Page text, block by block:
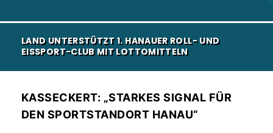
LAND UNTERSTÜTZT 1. HANAUER ROLL- UND
EISSPORT-CLUB MIT LOTTOMITTELN
KASSECKERT: „STARKES SIGNAL FÜR
DEN SPORTSTANDORT HANAU“